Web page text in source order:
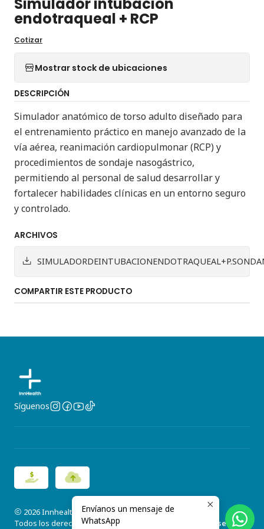
endotraqueal + RCP
Cotizar
Mostrar stock de ubicaciones
DESCRIPCIÓN
Simulador anatómico de torso adulto diseñado para
el entrenamiento práctico en manejo avanzado de la
vía aérea, reanimación cardiopulmonar (RCP) y
procedimientos de sondaje nasogástrico,
permitiendo al personal de salud desarrollar y
fortalecer habilidades clínicas en un entorno seguro
y controlado.
ARCHIVOS
COMPARTIR ESTE PRODUCTO
Síguenos
2026 Innhealth.
Todos los derechos reservados.
Desarrollado por Jumpseller.
Envíanos un mensaje de
WhatsApp